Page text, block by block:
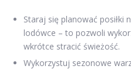
Staraj się planować posiłki
lodówce – to pozwoli
wkrótce stracić świeżość.
Wykorzystuj sezonowe